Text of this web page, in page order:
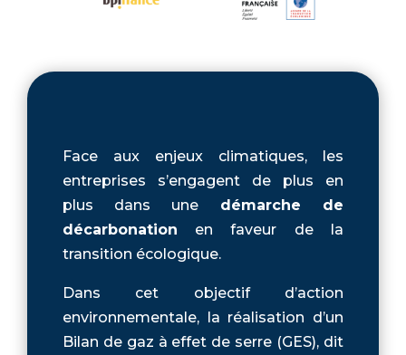
Face aux enjeux climatiques, les
entreprises s’engagent de plus en
plus dans une démarche de
décarbonation en faveur de la
transition écologique.
Dans cet objectif d’action
environnementale, la réalisation d’un
Bilan de gaz à effet de serre (GES), dit